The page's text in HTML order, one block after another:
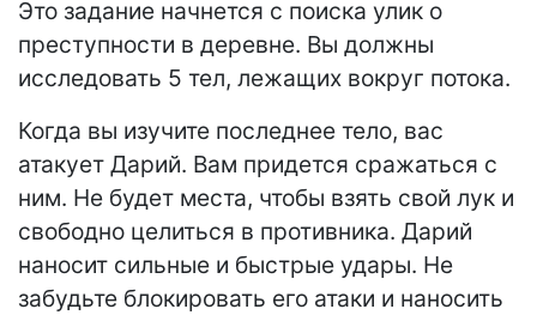
Это задание начнется с поиска улик о
преступности в деревне. Вы должны
исследовать 5 тел, лежащих вокруг потока.
Когда вы изучите последнее тело, вас
атакует Дарий. Вам придется сражаться с
ним. Не будет места, чтобы взять свой лук и
свободно целиться в противника. Дарий
наносит сильные и быстрые удары. Не
забудьте блокировать его атаки и наносить